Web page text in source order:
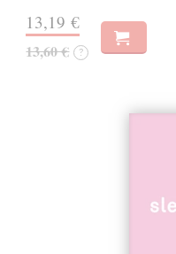
13,19 €
13,60 € ?